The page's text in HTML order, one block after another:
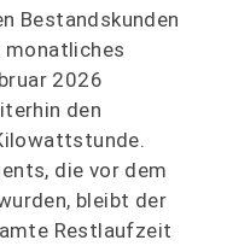
Bestandskunden
monatliches
2026
den
die vor dem
bleibt der
Restlaufzeit